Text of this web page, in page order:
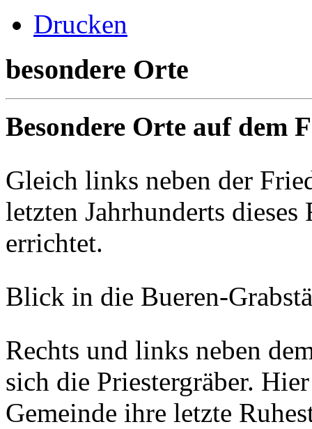
Drucken
besondere Orte
Besondere Orte auf dem
Gleich links neben der
letzten Jahrhunderts
errichtet.
Blick in die Bueren-
Rechts und links neben
sich die Priestergräber.
Gemeinde ihre letzte